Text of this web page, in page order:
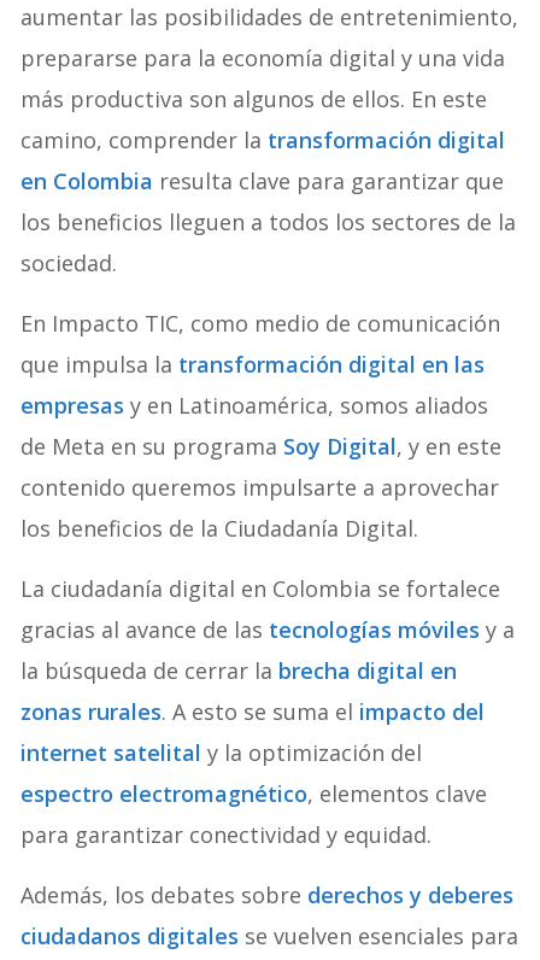
aumentar las posibilidades de entretenimiento,
prepararse para la economía digital y una vida
más productiva son algunos de ellos. En este
camino, comprender la transformación digital
en Colombia resulta clave para garantizar que
los beneficios lleguen a todos los sectores de la
sociedad.
En Impacto TIC, como medio de comunicación
que impulsa la transformación digital en las
empresas y en Latinoamérica, somos aliados
de Meta en su programa Soy Digital, y en este
contenido queremos impulsarte a aprovechar
los beneficios de la Ciudadanía Digital.
La ciudadanía digital en Colombia se fortalece
gracias al avance de las tecnologías móviles y a
la búsqueda de cerrar la brecha digital en
zonas rurales. A esto se suma el impacto del
internet satelital y la optimización del
espectro electromagnético, elementos clave
para garantizar conectividad y equidad.
Además, los debates sobre derechos y deberes
ciudadanos digitales se vuelven esenciales para